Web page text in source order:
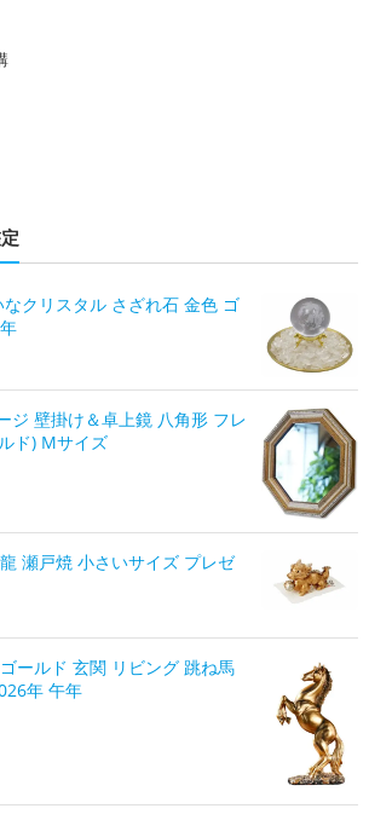
クリスタル さざれ石 金色 ゴ
ジ 壁掛け＆卓上鏡 八角形 フレ
ド) Mサイズ
瀬戸焼 小さいサイズ プレゼ
ールド 玄関 リビング 跳ね馬
年 午年